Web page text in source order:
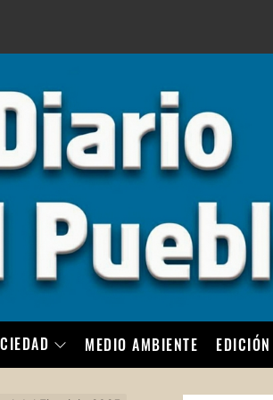
MEDIO AMBIENTE